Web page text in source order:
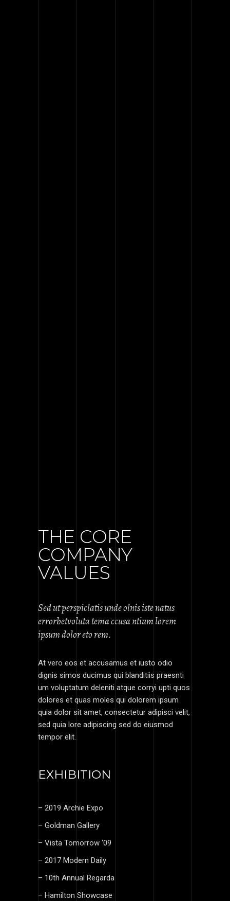
THE CORE
COMPANY
VALUES
Sed ut perspiclatis unde olnis iste natus
errorbetvoluta tema ccusa ntium lorem
ipsum dolor eto rem.
At vero eos et accusamus et iusto odio
dignis simos ducimus qui blanditiis praesnti
um voluptatum deleniti atque corryi upti quos
dolores et quas moles qui dolorem ipsum
quia dolor sit amet, consectetur adipisci velit,
sed quia lore adipiscing sed do eiusmod
tempor elit.
EXHIBITION
– 2019 Archie Expo
– Goldman Gallery
– Vista Tomorrow ‘09
– 2017 Modern Daily
– 10th Annual Regarda
– Hamilton Showcase